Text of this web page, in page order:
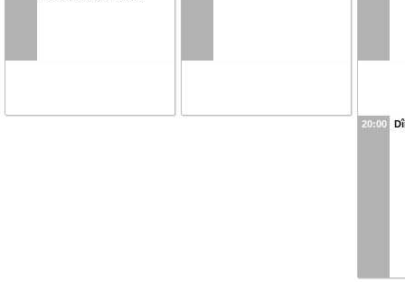
20:00